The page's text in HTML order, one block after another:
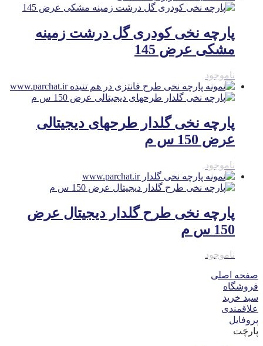
پارچه نخی کودری گل درشت زمینه
مشکی عرض 145
ناموجود
پارچه نخی گلدار طرحهای دیجیتالی
عرض 150 س م
ناموجود
پارچه نخی طرح گلدار دیجیتال عرض
150 س م
ناموجود
صفحه اصلی
فروشگاه
سبد خرید
علاقمندی
پروفایل
پارچَت